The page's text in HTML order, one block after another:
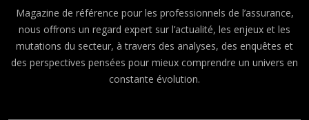
Magazine de référence pour les professionnels de l’assurance,
nous offrons un regard expert sur l’actualité, les enjeux et les
mutations du secteur, à travers des analyses, des enquêtes et
des perspectives pensées pour mieux comprendre un univers en
constante évolution.